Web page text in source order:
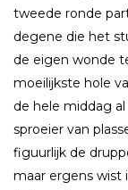
tweede ronde
degene die het
de eigen wonde
moeilijkste hole
de hele middag
sproeier van
figuurlijk de
maar ergens wist